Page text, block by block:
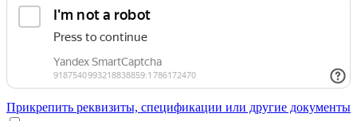
Прикрепить реквизиты, спецификации или другие документы